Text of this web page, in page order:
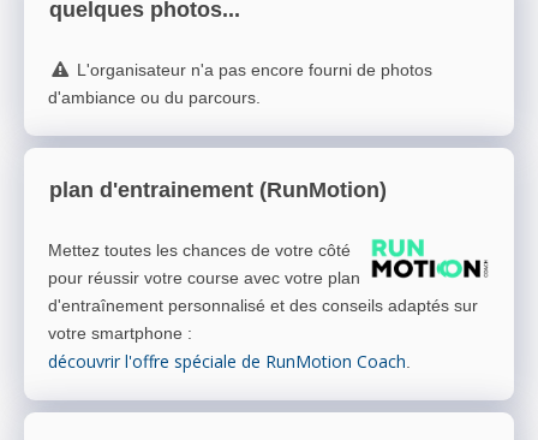
quelques photos...
L'organisateur n'a pas encore fourni de photos
d'ambiance ou du parcours.
plan d'entrainement (RunMotion)
Mettez toutes les chances de votre côté
pour réussir votre course avec votre plan
d'entraînement personnalisé et des conseils adaptés sur
votre smartphone :
découvrir l'offre spéciale de RunMotion Coach.